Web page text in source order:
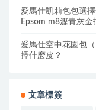
愛馬仕凱莉包包選
Epsom m8瀝青灰金
愛馬仕空中花園包
擇什麽皮？
文章標簽